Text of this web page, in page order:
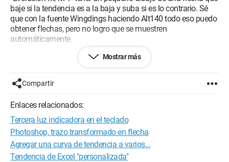
baje si la tendencia es a la baja y suba si es lo contrario. Sé
que con la fuente Wingdings haciendo Alt140 todo eso puedo
obtener flechas, pero no logro que se muestren
automáticamente.
Muchas gracias por su ayuda.
Mostrar más
Compartir
Enlaces relacionados:
Tercera luz indicadora en el teclado
Photoshop, trazo transformado en flecha
Agregar una curva de tendencia a varios...
Tendencia de Excel "personalizada"